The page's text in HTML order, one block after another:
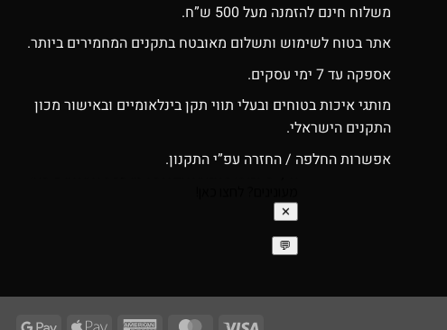
משלוח חינם להזמנה מעל 500 ש”ח.
אתר בטוח לשימוש ותשלום מאובטח בתקנים המחמירים ביותר.
אספקה עד 7 ימי עסקים.
מותגי איכות בטוחים ובעלי תווי תקן בינלאומיים ובאישור מכון
התקנים הישראלי.
אפשרות החלפה / החזרה עפ”י התקנון.